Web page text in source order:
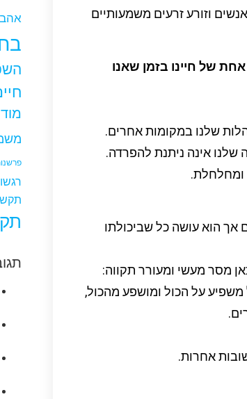
וזורע זרעים משמעותיים
של חיינו בזמן שאנו
שלנו במקומות אחרים.
אינה ניתנת להפרדה.
ומחלחלת.
אך הוא עושה כל שביכולתו
מסר מעשי ומעורר תקווה:
משפיע על הכול ומושפע מהכול,
אחרות.